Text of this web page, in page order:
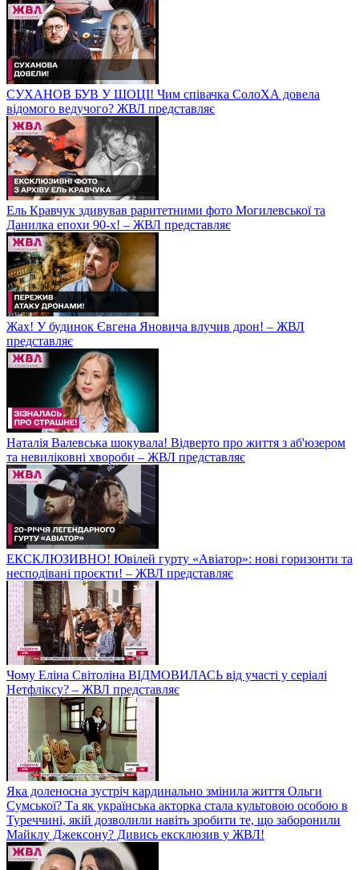
СУХАНОВ БУВ У ШОЦІ! Чим співачка СолоХА довела
відомого ведучого? ЖВЛ представляє
Ель Кравчук здивував раритетними фото Могилевської та
Данилка епохи 90-х! – ЖВЛ представляє
Жах! У будинок Євгена Яновича влучив дрон! – ЖВЛ
представляє
Наталія Валевська шокувала! Відверто про життя з аб'юзером
та невиліковні хвороби – ЖВЛ представляє
ЕКСКЛЮЗИВНО! Ювілей гурту «Авіатор»: нові горизонти та
несподівані проєкти! – ЖВЛ представляє
Чому Еліна Світоліна ВІДМОВИЛАСЬ від участі у серіалі
Нетфліксу? – ЖВЛ представляє
Яка доленосна зустріч кардинально змінила життя Ольги
Сумської? Та як українська акторка стала культовою особою в
Туреччині, якій дозволили навіть зробити те, що заборонили
Майклу Джексону? Дивись ексклюзив у ЖВЛ!